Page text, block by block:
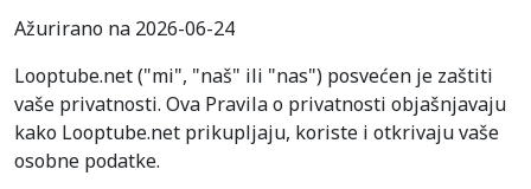
Ažurirano na 2026-06-24
Looptube.net ("mi", "naš" ili "nas") posvećen je zaštiti
vaše privatnosti. Ova Pravila o privatnosti objašnjavaju
kako Looptube.net prikupljaju, koriste i otkrivaju vaše
osobne podatke.